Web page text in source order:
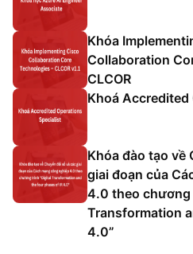
Khóa
Collaboration
CLCOR
Khoá
Khóa đào tạo về
giai đoạn của
4.0 theo chương
Transformation
4.0”